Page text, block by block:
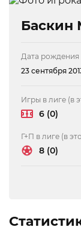
Баскин
Дата рождения
23 сентября
Игры в лиге (в
6 (0)
Г+П в лиге (в
8 (0)